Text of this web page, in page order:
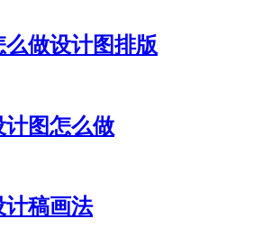
做设计图排版
图怎么做
计稿画法